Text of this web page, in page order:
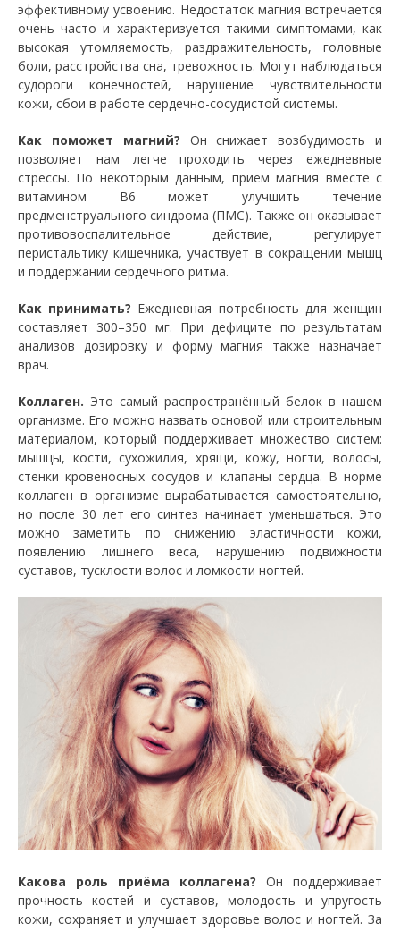
эффективному усвоению. Недостаток магния встречается
очень часто и характеризуется такими симптомами, как
высокая утомляемость, раздражительность, головные
боли, расстройства сна, тревожность. Могут наблюдаться
судороги конечностей, нарушение чувствительности
кожи, сбои в работе сердечно-сосудистой системы.
Как поможет магний? Он снижает возбудимость и
позволяет нам легче проходить через ежедневные
стрессы. По некоторым данным, приём магния вместе с
витамином В6 может улучшить течение
предменструального синдрома (ПМС). Также он оказывает
противовоспалительное действие, регулирует
перистальтику кишечника, участвует в сокращении мышц
и поддержании сердечного ритма.
Как принимать? Ежедневная потребность для женщин
составляет 300–350 мг. При дефиците по результатам
анализов дозировку и форму магния также назначает
врач.
Коллаген. Это самый распространённый белок в нашем
организме. Его можно назвать основой или строительным
материалом, который поддерживает множество систем:
мышцы, кости, сухожилия, хрящи, кожу, ногти, волосы,
стенки кровеносных сосудов и клапаны сердца. В норме
коллаген в организме вырабатывается самостоятельно,
но после 30 лет его синтез начинает уменьшаться. Это
можно заметить по снижению эластичности кожи,
появлению лишнего веса, нарушению подвижности
суставов, тусклости волос и ломкости ногтей.
Какова роль приёма коллагена? Он поддерживает
прочность костей и суставов, молодость и упругость
кожи, сохраняет и улучшает здоровье волос и ногтей. За